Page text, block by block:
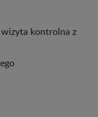
kontrolna z